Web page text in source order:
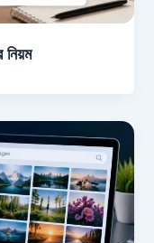
নিয়ম